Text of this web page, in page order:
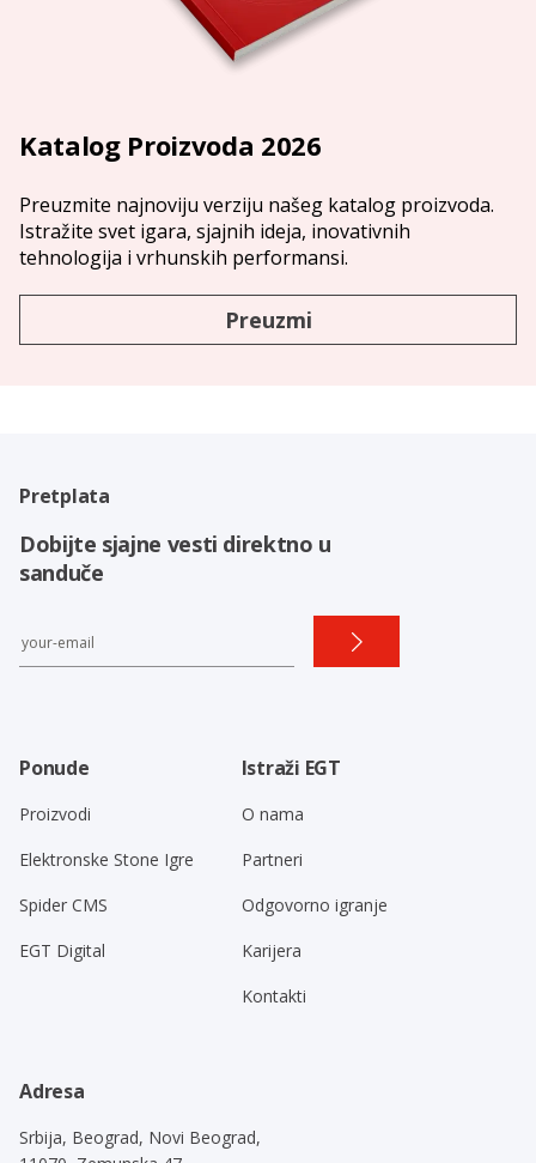
Katalog Proizvoda 2026
Preuzmite najnoviju verziju našeg katalog proizvoda.
Istražite svet igara, sjajnih ideja, inovativnih
tehnologija i vrhunskih performansi.
Preuzmi
Pretplata
Dobijte sjajne vesti direktno u
sanduče
Ponude
Proizvodi
Elektronske Stone Igre
Spider CMS
EGT Digital
Istraži EGT
O nama
Partneri
Odgovorno igranje
Karijera
Kontakti
Adresa
Srbija, Beograd, Novi Beograd,